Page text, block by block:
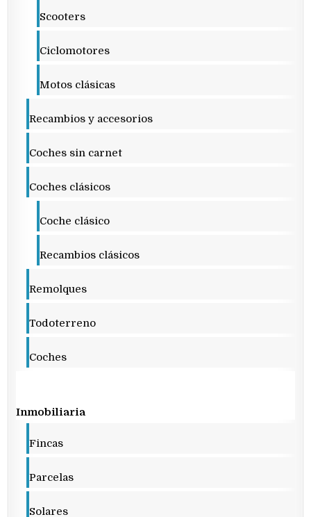
Scooters
Ciclomotores
Motos clásicas
Recambios y accesorios
Coches sin carnet
Coches clásicos
Coche clásico
Recambios clásicos
Remolques
Todoterreno
Coches
Inmobiliaria
Fincas
Parcelas
Solares